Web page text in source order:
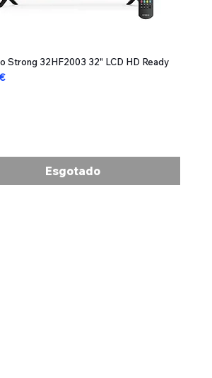
Visualização rápida
Strong 32HF2003 32" LCD HD Ready
Esgotado